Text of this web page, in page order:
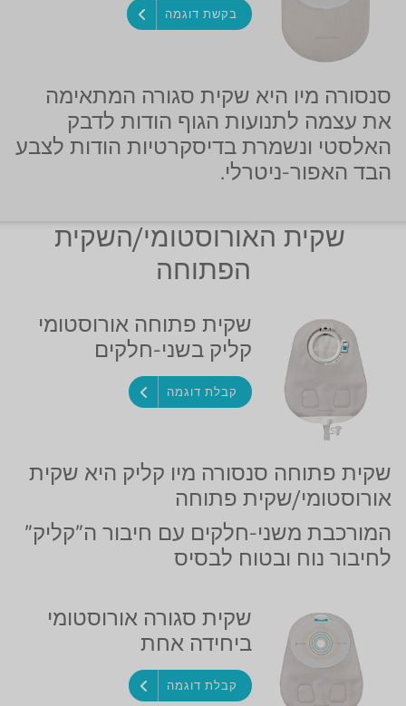
בקשת דוגמה
סנסורה מיו היא שקית סגורה המתאימה
את עצמה לתנועות הגוף הודות לדבק
האלסטי ונשמרת בדיסקרטיות הודות לצבע
הבד האפור-ניטרלי.
שקית האורוסטומי/השקית
הפתוחה
שקית פתוחה אורוסטומי
קליק בשני-חלקים
קבלת דוגמה
שקית פתוחה סנסורה מיו קליק היא שקית
אורוסטומי/שקית פתוחה
המורכבת משני-חלקים עם חיבור ה"קליק"
לחיבור נוח ובטוח לבסיס
שקית סגורה אורוסטומי
ביחידה אחת
קבלת דוגמה